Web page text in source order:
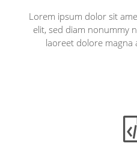
Lorem ipsum dolor sit
elit, sed diam nonummy
laoreet dolore magna